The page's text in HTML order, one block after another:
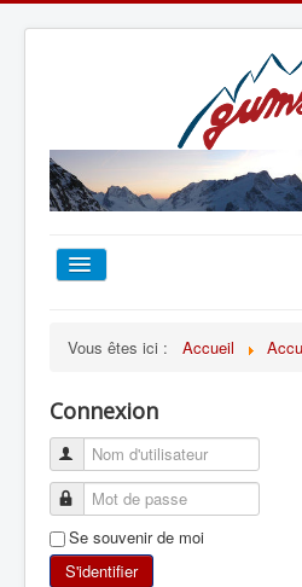
ESCALADE
ALPINISME
SKI DE RANDONNÉE
Vous êtes ici : Accueil
Connexion
Se souvenir de moi
S'identifier